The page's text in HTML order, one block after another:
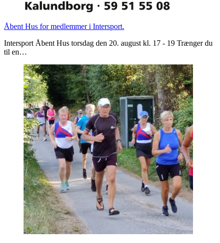
Åbent Hus for medlemmer i Intersport.
Intersport Åbent Hus torsdag den 20. august kl. 17 - 19 Trænger du
til en…